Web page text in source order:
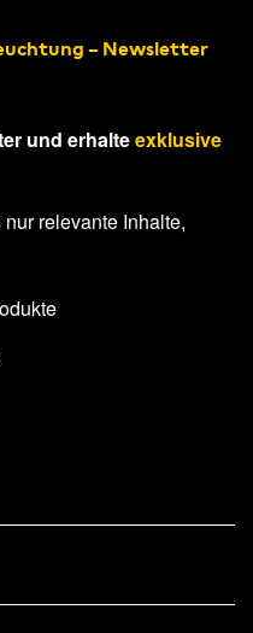
– Newsletter
und erhalteexklusive
relevante Inhalte,